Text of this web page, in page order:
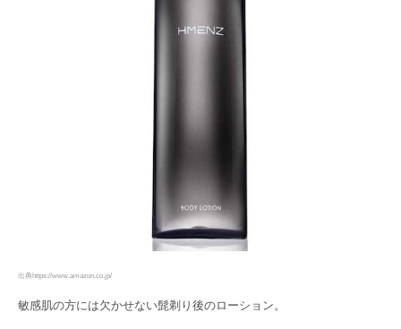
出典https://www.amazon.co.jp/
敏感肌の方には欠かせない髭剃り後のローション。